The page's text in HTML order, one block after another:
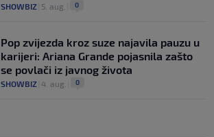
SHOWBIZ 5. aug. 0
Pop zvijezda kroz suze najavila pauzu u
karijeri: Ariana Grande pojasnila zašto
se povlači iz javnog života
SHOWBIZ 4. aug. 0